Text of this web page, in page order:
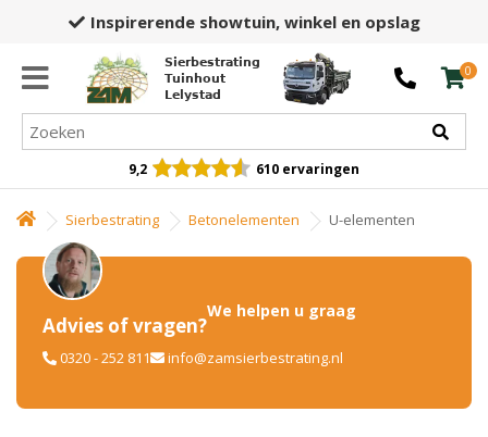
Inspirerende showtuin,winkel en opslag
Sierbestrating
Tuinhout
Lelystad
0
9,2 610 ervaringen
Sierbestrating Betonelementen U-elementen
Advies of vragen?
We helpen u graag
0320 - 252 811 info@zamsierbestrating.nl